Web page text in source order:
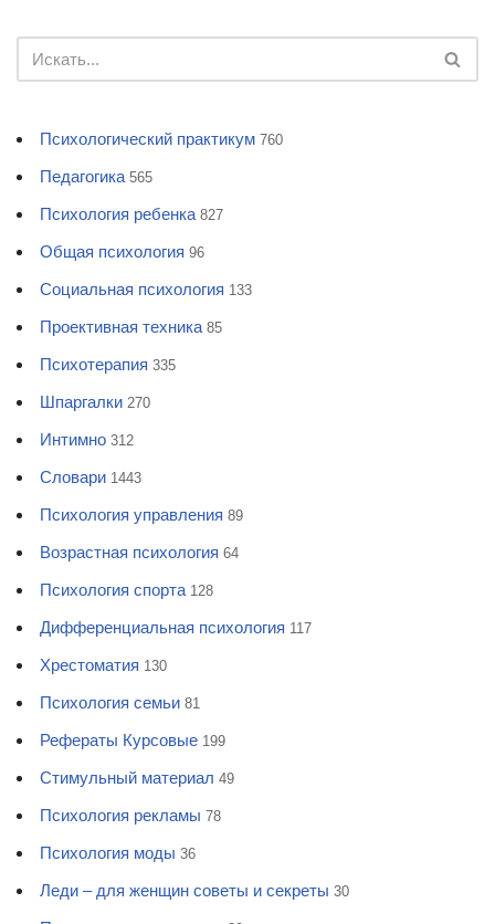
Психологический практикум 760
Педагогика 565
Психология ребенка 827
Общая психология 96
Социальная психология 133
Проективная техника 85
Психотерапия 335
Шпаргалки 270
Интимно 312
Словари 1443
Психология управления 89
Возрастная психология 64
Психология спорта 128
Дифференциальная психология 117
Хрестоматия 130
Психология семьи 81
Рефераты Курсовые 199
Стимульный материал 49
Психология рекламы 78
Психология моды 36
Леди – для женщин советы и секреты 30